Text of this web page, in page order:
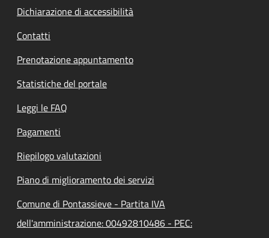
Dichiarazione di accessibilità
Contatti
Prenotazione appuntamento
Statistiche del portale
Leggi le FAQ
Pagamenti
Riepilogo valutazioni
Piano di miglioramento dei servizi
Comune di Pontassieve - Partita IVA
dell'amministrazione: 00492810486 - PEC: